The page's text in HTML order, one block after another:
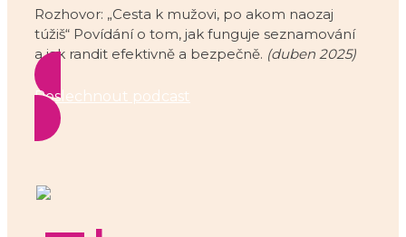
Rozhovor: „Cesta k mužovi, po akom naozaj
túžiš“ Povídání o tom, jak funguje seznamování
a jak randit efektivně a bezpečně. (duben 2025)
Poslechnout podcast